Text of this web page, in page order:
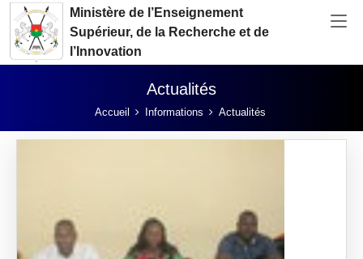
Aller au contenu principalMinistère de l’Enseignement
Supérieur, de la Recherche et de
l’Innovation
Actualités
Accueil Informations Actualités